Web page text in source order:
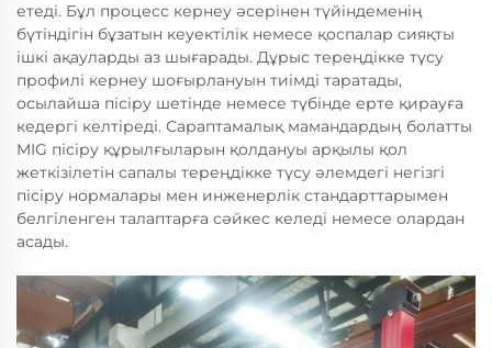
етеді. Бұл процесс кернеу әсерінен түйіндеменің
бүтіндігін бұзатын кеуектілік немесе қоспалар сияқты
ішкі ақауларды аз шығарады. Дұрыс тереңдікке түсу
профилі кернеу шоғырлануын тиімді таратады,
осылайша пісіру шетінде немесе түбінде ерте қирауға
кедергі келтіреді. Сараптамалық мамандардың болатты
MIG пісіру құрылғыларын қолдануы арқылы қол
жеткізілетін сапалы тереңдікке түсу әлемдегі негізгі
пісіру нормалары мен инженерлік стандарттарымен
белгіленген талаптарға сәйкес келеді немесе олардан
асады.